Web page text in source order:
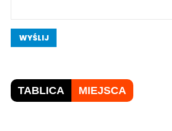
WYŚLIJ
TABLICA MIEJSCA